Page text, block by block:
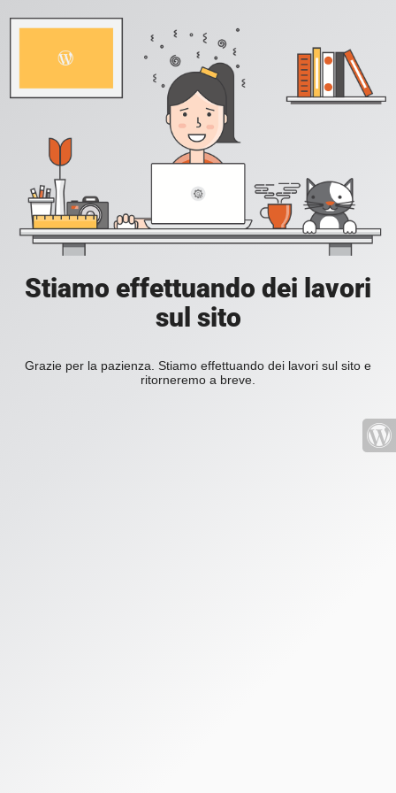
Stiamo effettuando dei lavori
sul sito
Grazie per la pazienza. Stiamo effettuando dei lavori sul sito e
ritorneremo a breve.